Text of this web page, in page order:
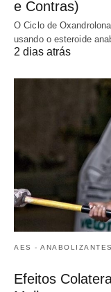
e Contras)
O Ciclo de
usando o esteroide
2 dias atrás
AES -
Efeitos